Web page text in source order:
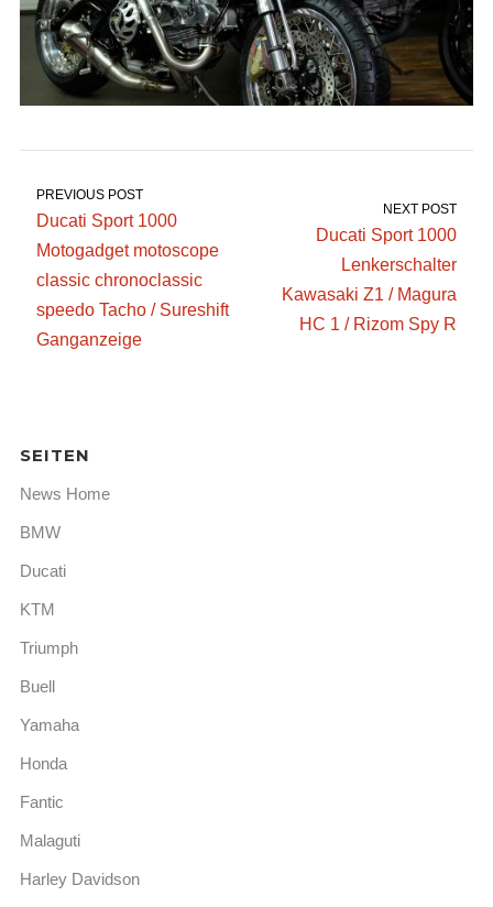
PREVIOUS POST
Ducati Sport 1000
Motogadget motoscope
classic chronoclassic
speedo Tacho / Sureshift
Ganganzeige
NEXT POST
Ducati Sport 1000
Lenkerschalter
Kawasaki Z1 / Magura
HC 1 / Rizom Spy R
SEITEN
News Home
BMW
Ducati
KTM
Triumph
Buell
Yamaha
Honda
Fantic
Malaguti
Harley Davidson